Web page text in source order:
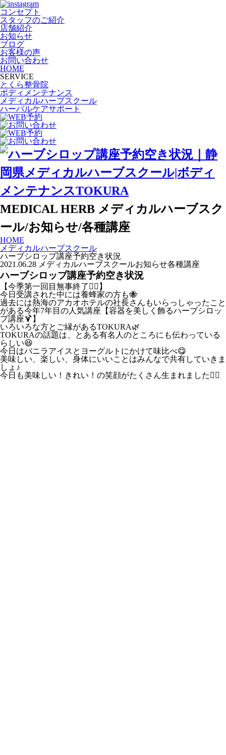
コンセプト
スタッフのご紹介
店舗紹介
お知らせ
ブログ
お客様の声
お問い合わせ
HOME
SERVICE
とくら整骨院
ボディメンテナンス
メディカルハーブスクール
ハーバルケアサポート
MEDICAL HERB メディカルハーブスク
ール/お知らせ/各種講座
HOME
メディカルハーブスクール
ハーブシロップ講座予約空き状況
2021.06.28 メディカルハーブスクールお知らせ各種講座
ハーブシロップ講座予約空き状況
【今季第一回目無事終了🙆‍♀️】
今日受講された中には養蜂家の方も🐝
過去には熱海のアカオホテルの社長さんもいらっしゃったこと
がある今年7年目の人気講座【容器を美しく飾るハーブシロッ
プ講座🍹】
いろいろな方とご縁があるTOKURA🌿
TOKURAの話題は、とある有名人のところにも伝わっている
らしい😆
今日はバニラアイスとヨーグルトにかけて味比べ😋
美味しい、楽しい、身体にいいことはみんなで共有していきま
しょ♪
今日も美味しい！きれい！の笑顔がたくさん生まれました🙋‍♀️